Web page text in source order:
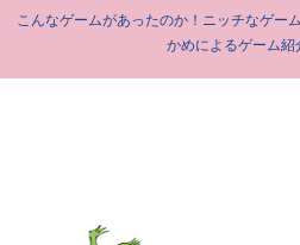
こんなゲームがあったのか！ニッチなゲー
かめによるゲーム紹